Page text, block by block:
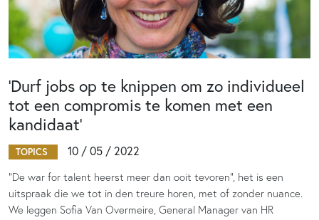
‘Durf jobs op te knippen om zo individueel
tot een compromis te komen met een
kandidaat’
TOPICS 10 / 05 / 2022
“De war for talent heerst meer dan ooit tevoren”, het is een
uitspraak die we tot in den treure horen, met of zonder nuance.
We leggen Sofia Van Overmeire, General Manager van HR